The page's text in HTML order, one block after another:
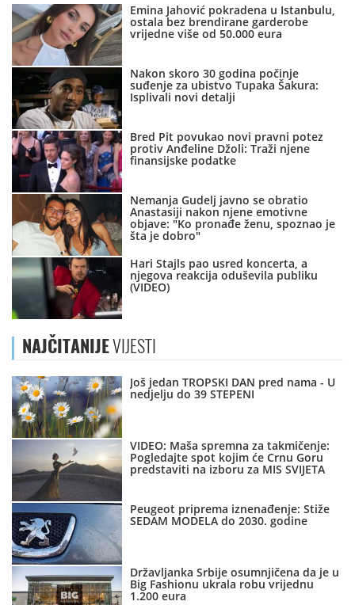
Emina Jahović pokradena u Istanbulu,
ostala bez brendirane garderobe
vrijedne više od 50.000 eura
Nakon skoro 30 godina počinje
suđenje za ubistvo Tupaka Šakura:
Isplivali novi detalji
Bred Pit povukao novi pravni potez
protiv Anđeline Džoli: Traži njene
finansijske podatke
Nemanja Gudelj javno se obratio
Anastasiji nakon njene emotivne
objave: "Ko pronađe ženu, spoznao je
šta je dobro"
Hari Stajls pao usred koncerta, a
njegova reakcija oduševila publiku
(VIDEO)
NAJČITANIJEVIJESTI
Još jedan TROPSKI DAN pred nama - U
nedjelju do 39 STEPENI
VIDEO: Maša spremna za takmičenje:
Pogledajte spot kojim će Crnu Goru
predstaviti na izboru za MIS SVIJETA
Peugeot priprema iznenađenje: Stiže
SEDAM MODELA do 2030. godine
Državljanka Srbije osumnjičena da je u
Big Fashionu ukrala robu vrijednu
1.200 eura